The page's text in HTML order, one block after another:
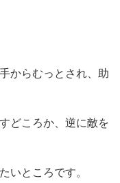
からむっとされ、助
どころか、逆に敵を
いところです。